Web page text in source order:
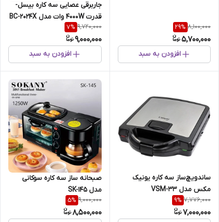
8,100,000
29%
5,700,000
افزودن به سبد
جار‌برقی عصایی سه کاره بیسل-
قدرت 4000W وات مدل BC-2024X
9,720,000
7%
9,000,000
افزودن به سبد
ساندویچ‌ساز سه کاره یونیک
مکس مدل VSM-33
7,776,000
9%
7,000,000
صبحانه ساز سه کاره سوکانی
مدل SK-145
9,000,000
5%
8,500,000